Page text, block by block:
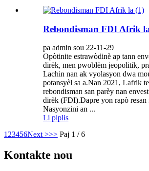
Rebondisman FDI Afrik
pa admin sou 22-11-29
Opòtinite estrawòdinè ap tann
dirèk, men pwoblèm jeopolitik,
Lachin nan ak vyolasyon dwa
potansyèl sa a.Nan 2021, Lafrik
rebondisman san parèy nan
dirèk (FDI).Dapre yon rapò resan
Nasyonzini an ...
Li piplis
123456Next >>> Paj 1 / 6
Kontakte nou